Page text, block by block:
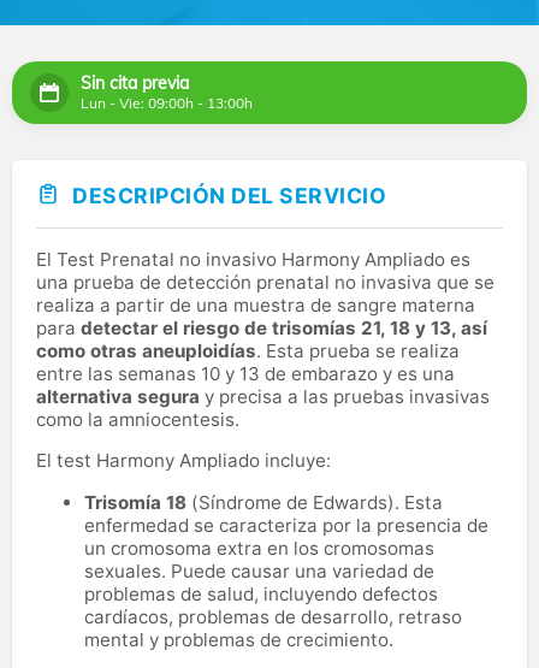
Sin cita previa
Lun - Vie: 09:00h - 13:00h
DESCRIPCIÓN DEL SERVICIO
El Test Prenatal no invasivo Harmony Ampliado es
una prueba de detección prenatal no invasiva que se
realiza a partir de una muestra de sangre materna
para detectar el riesgo de trisomías 21, 18 y 13, así
como otras aneuploidías. Esta prueba se realiza
entre las semanas 10 y 13 de embarazo y es una
alternativa segura y precisa a las pruebas invasivas
como la amniocentesis.
El test Harmony Ampliado incluye:
Trisomía 18 (Síndrome de Edwards). Esta
enfermedad se caracteriza por la presencia de
un cromosoma extra en los cromosomas
sexuales. Puede causar una variedad de
problemas de salud, incluyendo defectos
cardíacos, problemas de desarrollo, retraso
mental y problemas de crecimiento.